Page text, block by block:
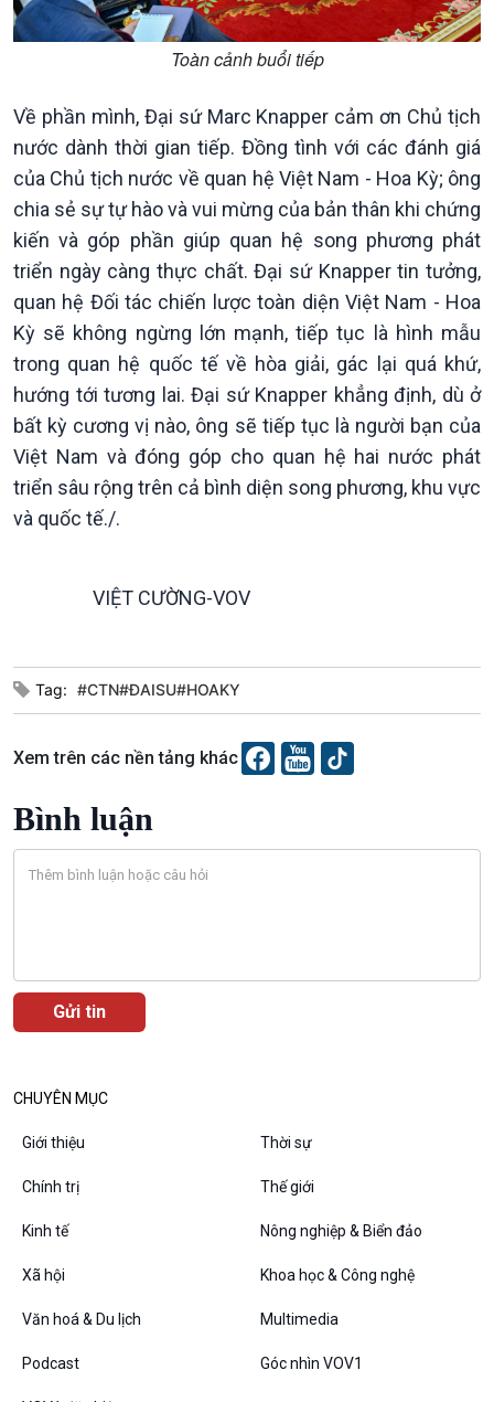
Tin Văn hoá & Du lịch
Chát với người nổi tiếng
Câu chuyện Thể thao
Multimedia
Video
Infographic
E-Magazine
10 phút Sự kiện - Luận bàn
Đối thoại
Diễn đàn chủ nhật
VOV1 đặc biệt
Thanh âm ký sự
Chân dung cuộc sống
Các chương trình đặc biệt
Toàn cảnh buổi tiếp
Về phần mình, Đại sứ Marc Knapper cảm ơn Chủ tịch
nước dành thời gian tiếp. Đồng tình với các đánh giá
của Chủ tịch nước về quan hệ Việt Nam - Hoa Kỳ; ông
chia sẻ sự tự hào và vui mừng của bản thân khi chứng
kiến và góp phần giúp quan hệ song phương phát
triển ngày càng thực chất. Đại sứ Knapper tin tưởng,
quan hệ Đối tác chiến lược toàn diện Việt Nam - Hoa
Kỳ sẽ không ngừng lớn mạnh, tiếp tục là hình mẫu
trong quan hệ quốc tế về hòa giải, gác lại quá khứ,
hướng tới tương lai. Đại sứ Knapper khẳng định, dù ở
bất kỳ cương vị nào, ông sẽ tiếp tục là người bạn của
Việt Nam và đóng góp cho quan hệ hai nước phát
triển sâu rộng trên cả bình diện song phương, khu vực
và quốc tế./.
VIỆT CƯỜNG-VOV
Tag: #CTN#ĐAISU#HOAKY
Xem trên các nền tảng khác
Bình luận
CHUYÊN MỤC
Giới thiệu Thời sự
Chính trị Thế giới
Kinh tế Nông nghiệp & Biển đảo
Xã hội Khoa học & Công nghệ
Văn hoá & Du lịch Multimedia
Podcast Góc nhìn VOV1